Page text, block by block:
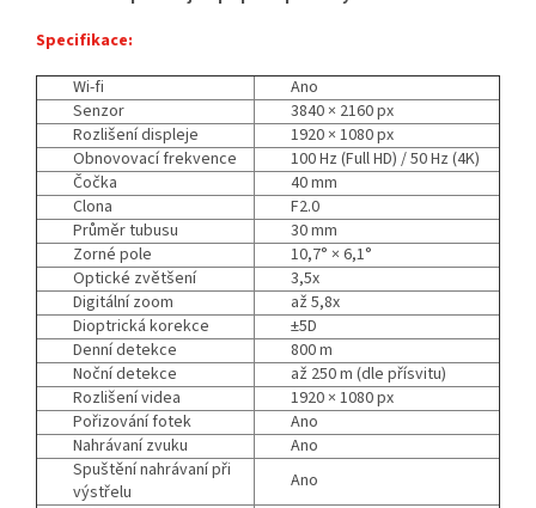
Specifikace:
Wi-fi
Ano
Senzor
3840 × 2160 px
Rozlišení displeje
1920 × 1080 px
Obnovovací frekvence
100 Hz (Full HD) / 50 Hz (4K)
Čočka
40 mm
Clona
F2.0
Průměr tubusu
30 mm
Zorné pole
10,7° × 6,1°
Optické zvětšení
3,5x
Digitální zoom
až 5,8x
Dioptrická korekce
±5D
Denní detekce
800 m
Noční detekce
až 250 m (dle přísvitu)
Rozlišení videa
1920 × 1080 px
Pořizování fotek
Ano
Nahrávaní zvuku
Ano
Spuštění nahrávaní při
výstřelu
Ano